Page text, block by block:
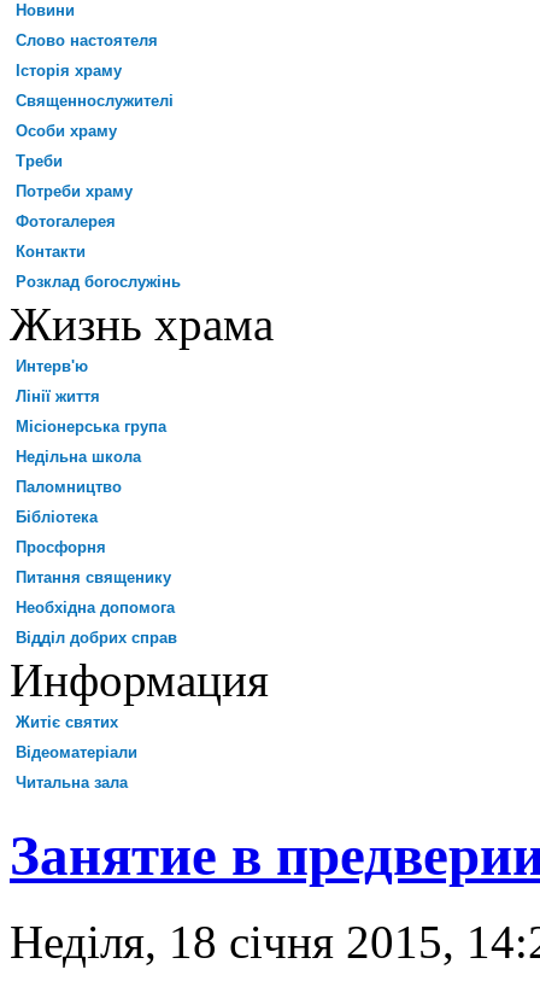
Новини
Слово настоятеля
Історія храму
Священнослужителі
Особи храму
Треби
Потреби храму
Фотогалерея
Контакти
Розклад богослужінь
Жизнь храма
Интерв'ю
Лінії життя
Місіонерська група
Недільна школа
Паломництво
Бібліотека
Просфорня
Питання священику
Необхідна допомога
Відділ добрих справ
Информация
Житіє святих
Відеоматеріали
Читальна зала
Занятие в
Неділя, 18 січня 2015,